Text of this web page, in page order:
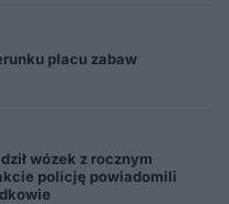
placu zabaw
wózek z rocznym
policję powiadomili